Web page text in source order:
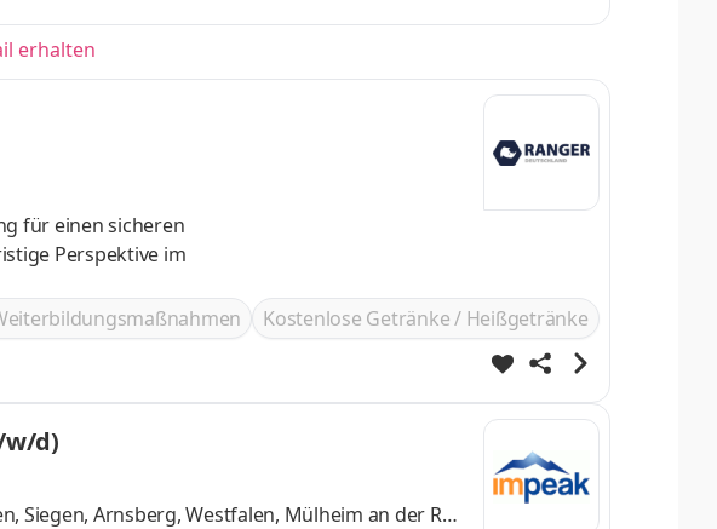
erhalten
für einen sicheren
Perspektive im
Kostenlose Getränke / Heißgetränke
w/d)
Siegen, Arnsberg, Westfalen, Mülheim an der Ruh